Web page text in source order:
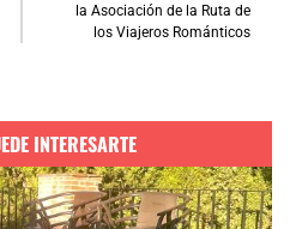
la Asociación de la Ruta de
los Viajeros Románticos
INTERESARTE